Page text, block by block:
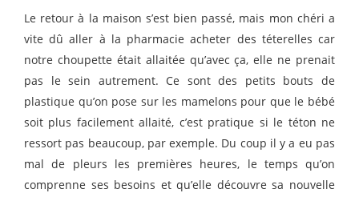
Le retour à la maison s’est bien passé, mais mon chéri a
vite dû aller à la pharmacie acheter des téterelles car
notre choupette était allaitée qu’avec ça, elle ne prenait
pas le sein autrement. Ce sont des petits bouts de
plastique qu’on pose sur les mamelons pour que le bébé
soit plus facilement allaité, c’est pratique si le téton ne
ressort pas beaucoup, par exemple. Du coup il y a eu pas
mal de pleurs les premières heures, le temps qu’on
comprenne ses besoins et qu’elle découvre sa nouvelle